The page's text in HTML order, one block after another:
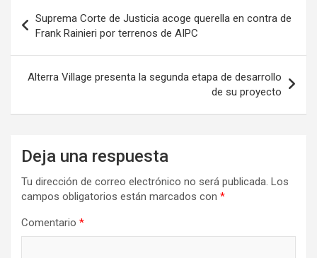
de
entradas
Suprema Corte de Justicia acoge querella en contra de
Frank Rainieri por terrenos de AIPC
Alterra Village presenta la segunda etapa de desarrollo
de su proyecto
Deja una respuesta
Tu dirección de correo electrónico no será publicada. Los
campos obligatorios están marcados con *
Comentario *